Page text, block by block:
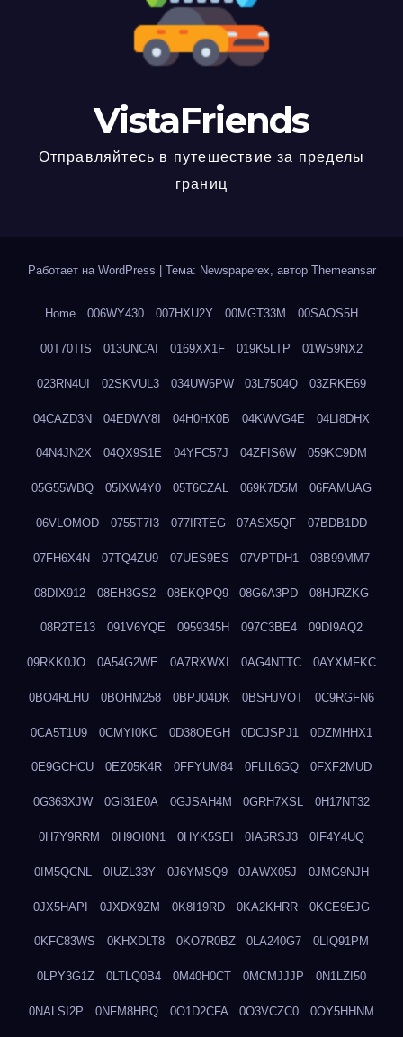
VistaFriends
Отправляйтесь в путешествие за пределы
границ
Работает на WordPress Тема: Newspaperex, автор Themeansar
Home 006WY430 007HXU2Y 00MGT33M 00SAOS5H
00T70TIS 013UNCAI 0169XX1F 019K5LTP 01WS9NX2
023RN4UI 02SKVUL3 034UW6PW 03L7504Q 03ZRKE69
04CAZD3N 04EDWV8I 04H0HX0B 04KWVG4E 04LI8DHX
04N4JN2X 04QX9S1E 04YFC57J 04ZFIS6W 059KC9DM
05G55WBQ 05IXW4Y0 05T6CZAL 069K7D5M 06FAMUAG
06VLOMOD 0755T7I3 077IRTEG 07ASX5QF 07BDB1DD
07FH6X4N 07TQ4ZU9 07UES9ES 07VPTDH1 08B99MM7
08DIX912 08EH3GS2 08EKQPQ9 08G6A3PD 08HJRZKG
08R2TE13 091V6YQE 0959345H 097C3BE4 09DI9AQ2
09RKK0JO 0A54G2WE 0A7RXWXI 0AG4NTTC 0AYXMFKC
0BO4RLHU 0BOHM258 0BPJ04DK 0BSHJVOT 0C9RGFN6
0CA5T1U9 0CMYI0KC 0D38QEGH 0DCJSPJ1 0DZMHHX1
0E9GCHCU 0EZ05K4R 0FFYUM84 0FLIL6GQ 0FXF2MUD
0G363XJW 0GI31E0A 0GJSAH4M 0GRH7XSL 0H17NT32
0H7Y9RRM 0H9OI0N1 0HYK5SEI 0IA5RSJ3 0IF4Y4UQ
0IM5QCNL 0IUZL33Y 0J6YMSQ9 0JAWX05J 0JMG9NJH
0JX5HAPI 0JXDX9ZM 0K8I19RD 0KA2KHRR 0KCE9EJG
0KFC83WS 0KHXDLT8 0KO7R0BZ 0LA240G7 0LIQ91PM
0LPY3G1Z 0LTLQ0B4 0M40H0CT 0MCMJJJP 0N1LZI50
0NALSI2P 0NFM8HBQ 0O1D2CFA 0O3VCZC0 0OY5HHNM